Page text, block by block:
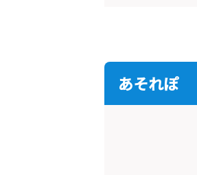
あそれぽ